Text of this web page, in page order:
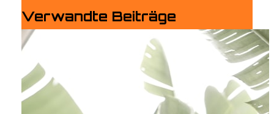
Verwandte Beiträge